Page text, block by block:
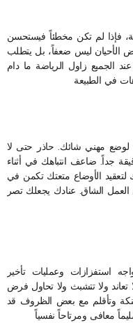
فإذا لم تكن مخطئاً فيستحسن
الأحيان ليس ضعفاً، بل يتطلب
الجميع زاول الرياضة ما دام
في الطبيعة
لوضع مهني شائك. حاذر حتى لا
جداً. ضاعف انتباهك في أثناء
لتعقيد الأوضاع متعتك تكمن في
الشاق. عنادك يجعلك تصر
استفزازات وعمليات تأخير
ولا تتشبث ولا تحاول فرض
وتأقلم مع بعض الظروف قد
معافى ومرتاحاً نفسياً